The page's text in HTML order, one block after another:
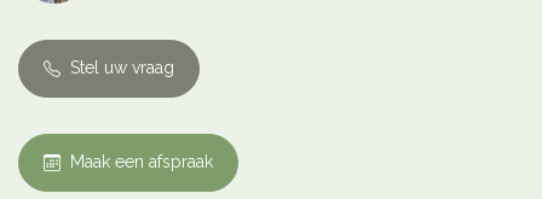
Stel uw vraag
Maak een afspraak